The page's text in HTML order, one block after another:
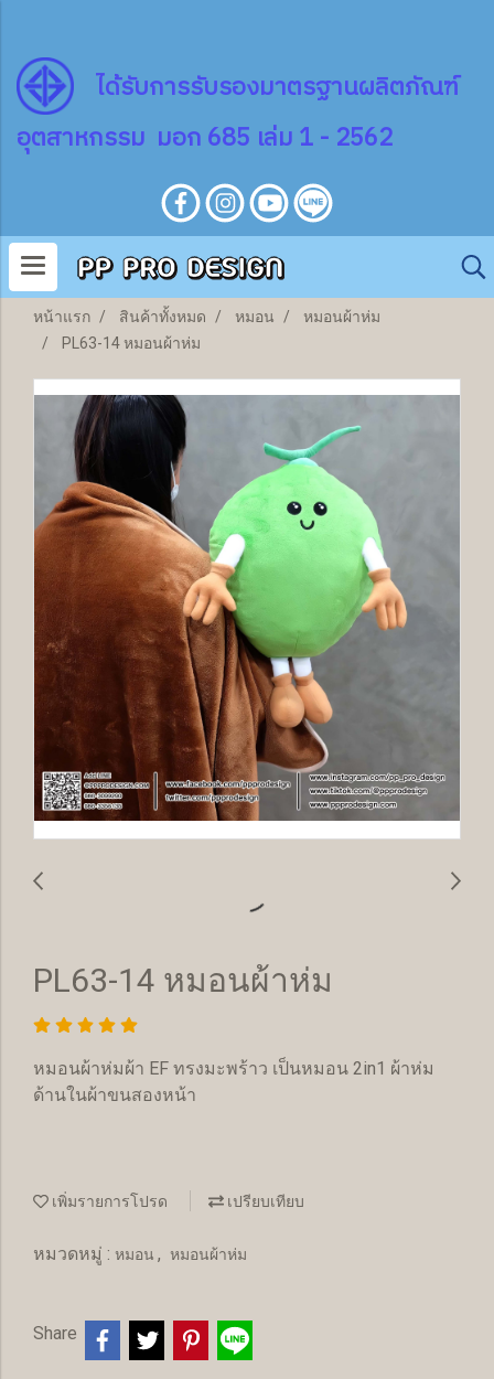
ได้รับการรับรองมาตรฐานผลิตภัณฑ์
อุตสาหกรรม มอก 685 เล่ม 1 - 2562
หน้าแรก สินค้าทั้งหมด หมอน
หมอนผ้าห่ม
PL63-14 หมอนผ้าห่ม
PL63-14 หมอนผ้าห่ม
หมอนผ้าห่มผ้า EF ทรงมะพร้าว เป็นหมอน 2in1 ผ้าห่ม
ด้านในผ้าขนสองหน้า
เพิ่มรายการโปรด เปรียบเทียบ
หมวดหมู่ : หมอน , หมอนผ้าห่ม
Share